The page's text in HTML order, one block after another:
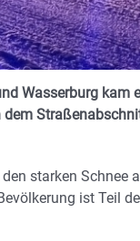
Wasserburg kam
starken Schnee
ist Teil